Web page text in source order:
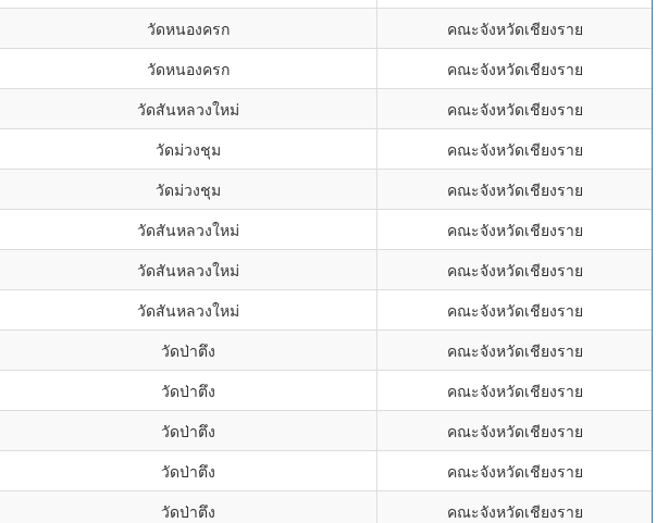
วัดหนองครก
คณะจังหวัดเชียงราย
วัดหนองครก
คณะจังหวัดเชียงราย
วัดสันหลวงใหม่
คณะจังหวัดเชียงราย
วัดม่วงชุม
คณะจังหวัดเชียงราย
วัดม่วงชุม
คณะจังหวัดเชียงราย
วัดสันหลวงใหม่
คณะจังหวัดเชียงราย
วัดสันหลวงใหม่
คณะจังหวัดเชียงราย
วัดสันหลวงใหม่
คณะจังหวัดเชียงราย
วัดป่าตึง
คณะจังหวัดเชียงราย
วัดป่าตึง
คณะจังหวัดเชียงราย
วัดป่าตึง
คณะจังหวัดเชียงราย
วัดป่าตึง
คณะจังหวัดเชียงราย
วัดป่าตึง
คณะจังหวัดเชียงราย